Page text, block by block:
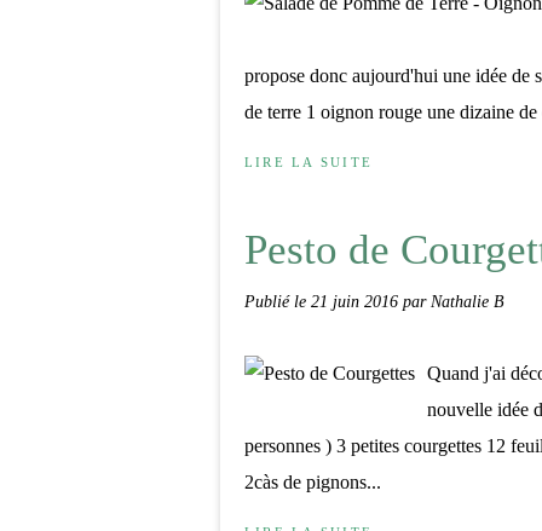
propose donc aujourd'hui une idée de
de terre 1 oignon rouge une dizaine
LIRE LA SUITE
Pesto de
Publié le 21 juin 2016 par Nathalie B
Quand j'ai
nouvelle idée
personnes ) 3 petites courgettes 12
2càs de pignons...